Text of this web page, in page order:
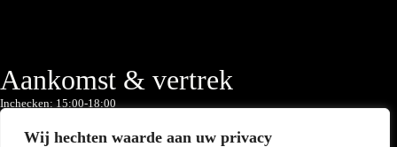
Wij hechten waarde aan uw privacy
Aankomst & vertrek
Inchecken: 15:00-18:00